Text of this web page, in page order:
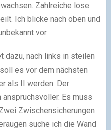
Zahlreiche lose
Ich blicke nach oben und
vor.
dazu, nach links in steilen
es vor dem nächsten
als II werden. Der
Es muss
Zwischensicherungen
suche ich die Wand